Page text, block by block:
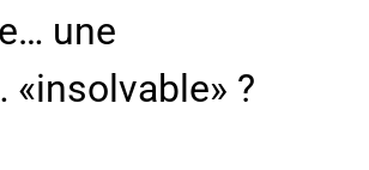
une
«insolvable» ?